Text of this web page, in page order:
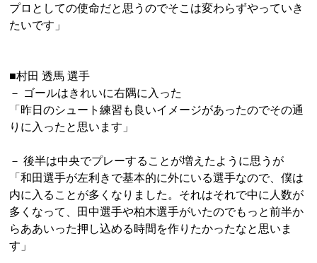
プロとしての使命だと思うのでそこは変わらずやっていき
たいです」
■村田 透馬 選手
－ ゴールはきれいに右隅に入った
「昨日のシュート練習も良いイメージがあったのでその通
りに入ったと思います」
－ 後半は中央でプレーすることが増えたように思うが
「和田選手が左利きで基本的に外にいる選手なので、僕は
内に入ることが多くなりました。それはそれで中に人数が
多くなって、田中選手や柏木選手がいたのでもっと前半か
らああいった押し込める時間を作りたかったなと思いま
す」